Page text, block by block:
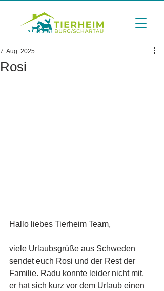
Rosi
7. Aug. 2025
Hallo liebes Tierheim Team,
viele Urlaubsgrüße aus Schweden
sendet euch Rosi und der Rest der
Familie. Radu konnte leider nicht mit,
er hat sich kurz vor dem Urlaub einen